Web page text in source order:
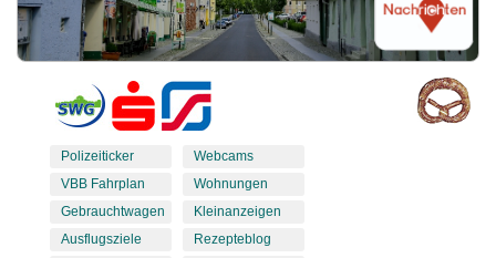
Polizeiticker
VBB Fahrplan
Gebrauchtwagen
Ausflugsziele
Webcams
Wohnungen
Kleinanzeigen
Rezepteblog